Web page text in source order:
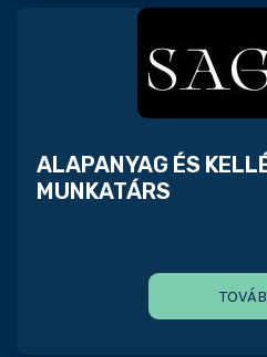
ALAPANYAG ÉS
MUNKATÁRS